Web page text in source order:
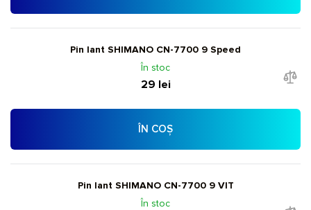
Pin lant SHIMANO CN-7700 9 Speed
În stoc
29 lei
ÎN COȘ
Pin lant SHIMANO CN-7700 9 VIT
În stoc